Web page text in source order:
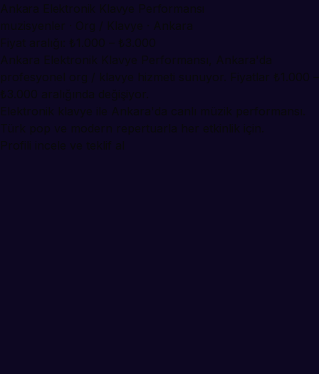
Ankara Elektronik Klavye Performansı
muzisyenler · Org / Klavye · Ankara
Fiyat aralığı: ₺1.000 – ₺3.000
Ankara Elektronik Klavye Performansı, Ankara'da
profesyonel org / klavye hizmeti sunuyor. Fiyatlar ₺1.000 –
₺3.000 aralığında değişiyor.
Elektronik klavye ile Ankara'da canlı müzik performansı.
Türk pop ve modern repertuarla her etkinlik için.
Profili incele ve teklif al